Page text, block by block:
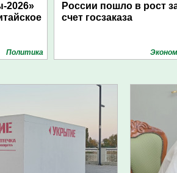
2026»
Политика
России пошло в рост
счет госзаказа